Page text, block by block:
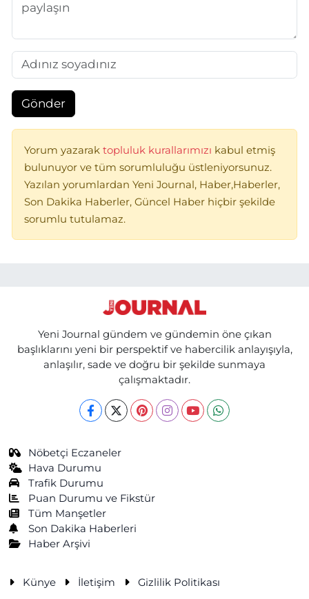
Gönder
Yorum yazarak topluluk kurallarımızı kabul etmiş
bulunuyor ve tüm sorumluluğu üstleniyorsunuz.
Yazılan yorumlardan Yeni Journal, Haber,Haberler,
Son Dakika Haberler, Güncel Haber hiçbir şekilde
sorumlu tutulamaz.
Yeni Journal gündem ve gündemin öne çıkan
başlıklarını yeni bir perspektif ve habercilik anlayışıyla,
anlaşılır, sade ve doğru bir şekilde sunmaya
çalışmaktadır.
Nöbetçi Eczaneler
Hava Durumu
Trafik Durumu
Puan Durumu ve Fikstür
Tüm Manşetler
Son Dakika Haberleri
Haber Arşivi
Künye İletişim Gizlilik Politikası